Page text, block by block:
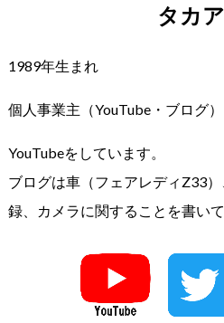
タカ
1989年生まれ
個人事業主（YouTube・ブログ）
YouTubeをしています。
ブログは車（フェアレディZ33
録、カメラに関することを書いて